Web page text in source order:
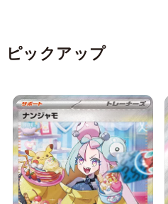
ピックアップ